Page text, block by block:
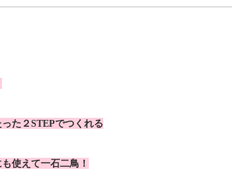
た２STEPでつくれる
使えて一石二鳥！